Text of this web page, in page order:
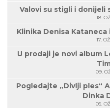
Valovi su stigli i donijeli
18.
Klinika Denisa Kataneca
17.
U prodaji je novi album
09.
Pogledajte „Divlji ples“
Dinka
05.